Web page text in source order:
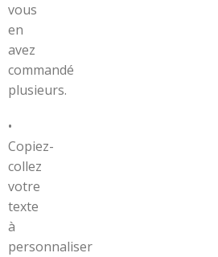
vous
en
avez
commandé
plusieurs.
•
Copiez-
collez
votre
texte
à
personnaliser